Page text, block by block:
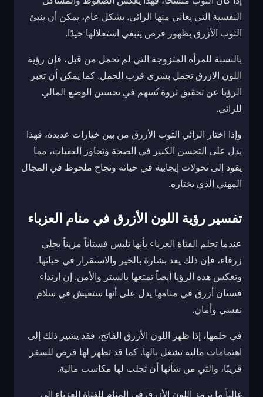
النفسية التي يعاني منها الرائي. بشكل عام، يمكن أن ينبئ
الثوب الأزرق بظهور فرص ينبغي استغلالها جيدًا.
بالنسبة للمرأة المتزوجة التي لم تحمل من قبل، فإن رؤية
اللون الازرق تحمل بشرى قرب الحمل. كما يمكن أن تعبر
الرؤيا عن تحقيق ثروة تُسهم في تحسين الوضع المالي
للرائي.
وإذا اختار الرائي الثوب الأزرق من بين خيارات عديدة، فهذا
يدل على التحسن الكبير في الصحة وتجاوز العقبات، مما
يقود إلى تحولات إيجابية في حياته ونجاح ملحوظ في المجال
المهني الذي يختاره.
تفسير رؤية اللون الأزرق في منام العزباء
عندما تحلم الفتاة العزباء بأنها تلبس فستاناً مزيناً بحلي
زرقاء، فإن ذلك يعد بشارة بالخير والاستقرار في حياتها.
وتعكس هذه الرؤيا أيضاً تمتعها بالستر والأمن. إن ارتداء
فستان أزرق في منامها يدل على أنها ستعيش في سلام
نفسي وأمان.
في حلمها، إذا ظهر اللون الأزرق الفاتح، فقد يشير ذلك إلى
اهتمامات مالية تشغل بالها. كما قد تظهر لها فرص للسفر
قريبًا، والتي من شأنها أن تجلب لها مكاسب مالية.
غالباً ما يرمز اللون الأزرق في المنام للفتاة العزباء إلى